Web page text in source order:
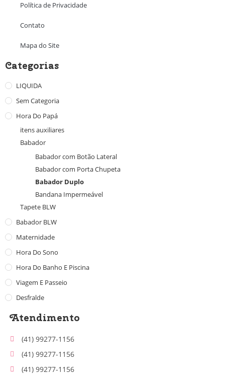
Política de Privacidade
Contato
Mapa do Site
Categorias
LIQUIDA
Sem Categoria
Hora Do Papá
itens auxiliares
Babador
Babador com Botão Lateral
Babador com Porta Chupeta
Babador Duplo
Bandana Impermeável
Tapete BLW
Babador BLW
Maternidade
Hora Do Sono
Hora Do Banho E Piscina
Viagem E Passeio
Desfralde
Atendimento
(41) 99277-1156
(41) 99277-1156
(41) 99277-1156